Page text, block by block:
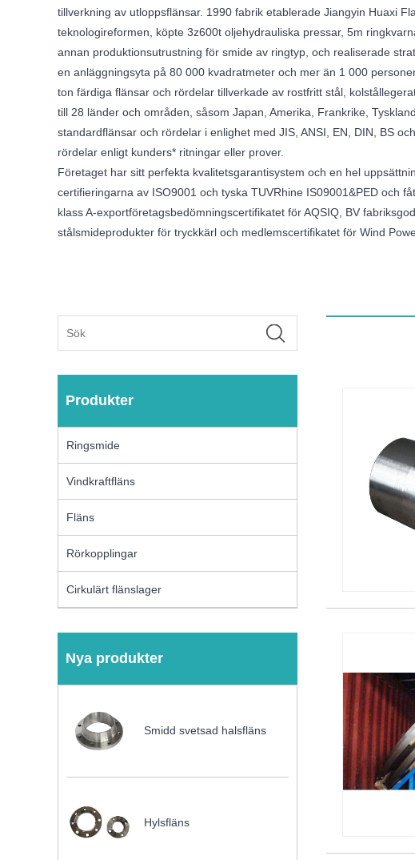
tillverkning av utloppsflänsar. 1990 fabrik etablerade Jiangyin Huaxi
teknologireformen, köpte 3z600t oljehydrauliska pressar, 5m
annan produktionsutrustning för smide av ringtyp, och realiserade
en anläggningsyta på 80 000 kvadratmeter och mer än 1 000
ton färdiga flänsar och rördelar tillverkade av rostfritt stål,
till 28 länder och områden, såsom Japan, Amerika, Frankrike,
standardflänsar och rördelar i enlighet med JIS, ANSI, EN, DIN, BS
rördelar enligt kunders* ritningar eller prover.
Företaget har sitt perfekta kvalitetsgarantisystem och en hel
certifieringarna av ISO9001 och tyska TUVRhine IS09001&PED och
klass A-exportföretagsbedömningscertifikatet för AQSIQ, BV
stålsmideprodukter för tryckkärl och medlemscertifikatet för Wind
Produkter
Ringsmide
Vindkraftfläns
Fläns
Rörkopplingar
Cirkulärt flänslager
Nya produkter
Smidd svetsad halsfläns
Hylsfläns